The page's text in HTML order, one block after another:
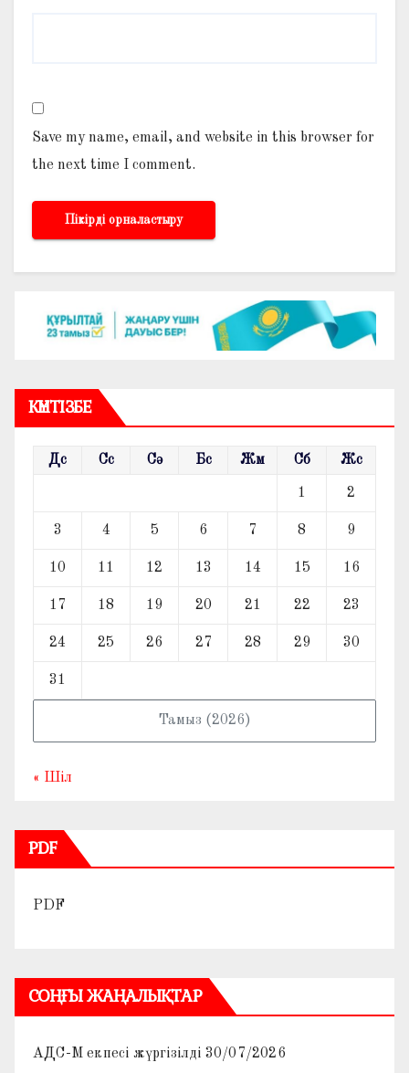
Save my name, email, and website in this browser for
the next time I comment.
КҮНТІЗБЕ
Тамыз (2026)
Дс Сс Сә Бс Жм Сб Жс
1 2
3 4 5 6 7 8 9
10 11 12 13 14 15 16
17 18 19 20 21 22 23
24 25 26 27 28 29 30
31
« Шіл
PDF
PDF
СОҢҒЫ ЖАҢАЛЫҚТАР
АДС-М екпесі жүргізілді 30/07/2026